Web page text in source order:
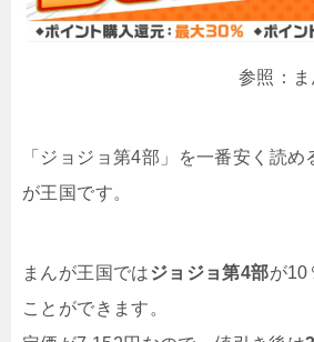
参照：
「ジョジョ第4部」を一番安く読
が王国です。
まんが王国ではジョジョ第4部が10
ことができます。